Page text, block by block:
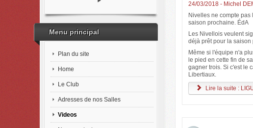
Menu principal
Plan du site
Home
Le Club
Adresses de nos Salles
Videos
24/03/2018 - Michel
Nivelles ne compte
saison prochaine. ÉdA
Les Nivellois veulent
déjà prêt pour la saison
Même si l'équipe n'a
le pied en cette fin de
gagner trois. Si c'est le
Libertiaux.
Lire la suite :